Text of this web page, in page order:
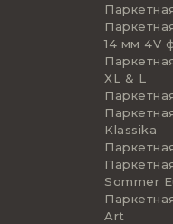
14 мм 4V
XL & L
Klassika
Sommer
Art